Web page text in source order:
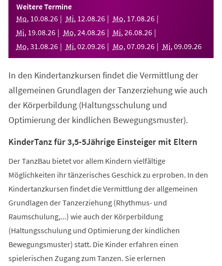
einem
neuen
Tab)
Weitere Termine
Mo, 10.08.26 Mi, 12.08.26 Mo, 17.08.26
Mi, 19.08.26 Mo, 24.08.26 Mi, 26.08.26
Mo, 31 .08.26 Mi, 02.09.26 Mo, 07.09.26 Mi, 09.09.26
In den Kindertanzkursen findet die Vermittlung der
allgemeinen Grundlagen der Tanzerziehung wie auch
der Körperbildung (Haltungsschulung und
Optimierung der kindlichen Bewegungsmuster).
KinderTanz für 3,5-5Jährige Einsteiger mit Eltern
Der TanzBau bietet vor allem Kindern vielfältige
Möglichkeiten ihr tänzerisches Geschick zu erproben. In den
Kindertanzkursen findet die Vermittlung der allgemeinen
Grundlagen der Tanzerziehung (Rhythmus- und
Raumschulung,...) wie auch der Körperbildung
(Haltungsschulung und Optimierung der kindlichen
Bewegungsmuster) statt. Die Kinder erfahren einen
spielerischen Zugang zum Tanzen. Sie erlernen